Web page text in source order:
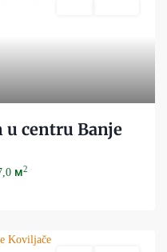
u centru Banje
м2